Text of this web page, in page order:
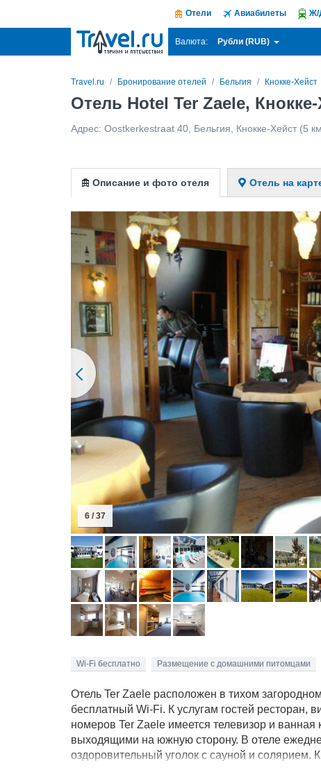
Отели Авиабилеты Ж/
Валюта: Рубли (RUB)
Travel.ru Бронирование отелей Бельгия Кнокке-Хейст
Отель Hotel Ter Zaele, Кнокке-
Адрес: Oostkerkestraat 40 Бельгия Кнокке-Хейст (5
Описание и фото отеля Отель на
6 / 37
Wi-Fi бесплатно Размещение с домашними питомцами
Отель Ter Zaele расположен в тихом
бесплатный Wi-Fi. К услугам гостей
номеров Ter Zaele имеется телевизор и
выходящими на южную сторону. В отеле
оздоровительный уголок с сауной и солярием.